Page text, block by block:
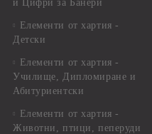
и Цифри за Банери
Елементи от хартия -
Детски
Елементи от хартия -
Училище, Дипломиране и
Абитуриентски
Елементи от хартия -
Животни, птици, пеперуди